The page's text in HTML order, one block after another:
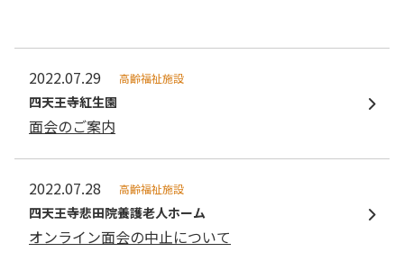
2022.07.29 高齢福祉施設
四天王寺紅⽣園
面会のご案内
2022.07.28 高齢福祉施設
四天王寺悲⽥院養護⽼⼈ホーム
オンライン面会の中止について